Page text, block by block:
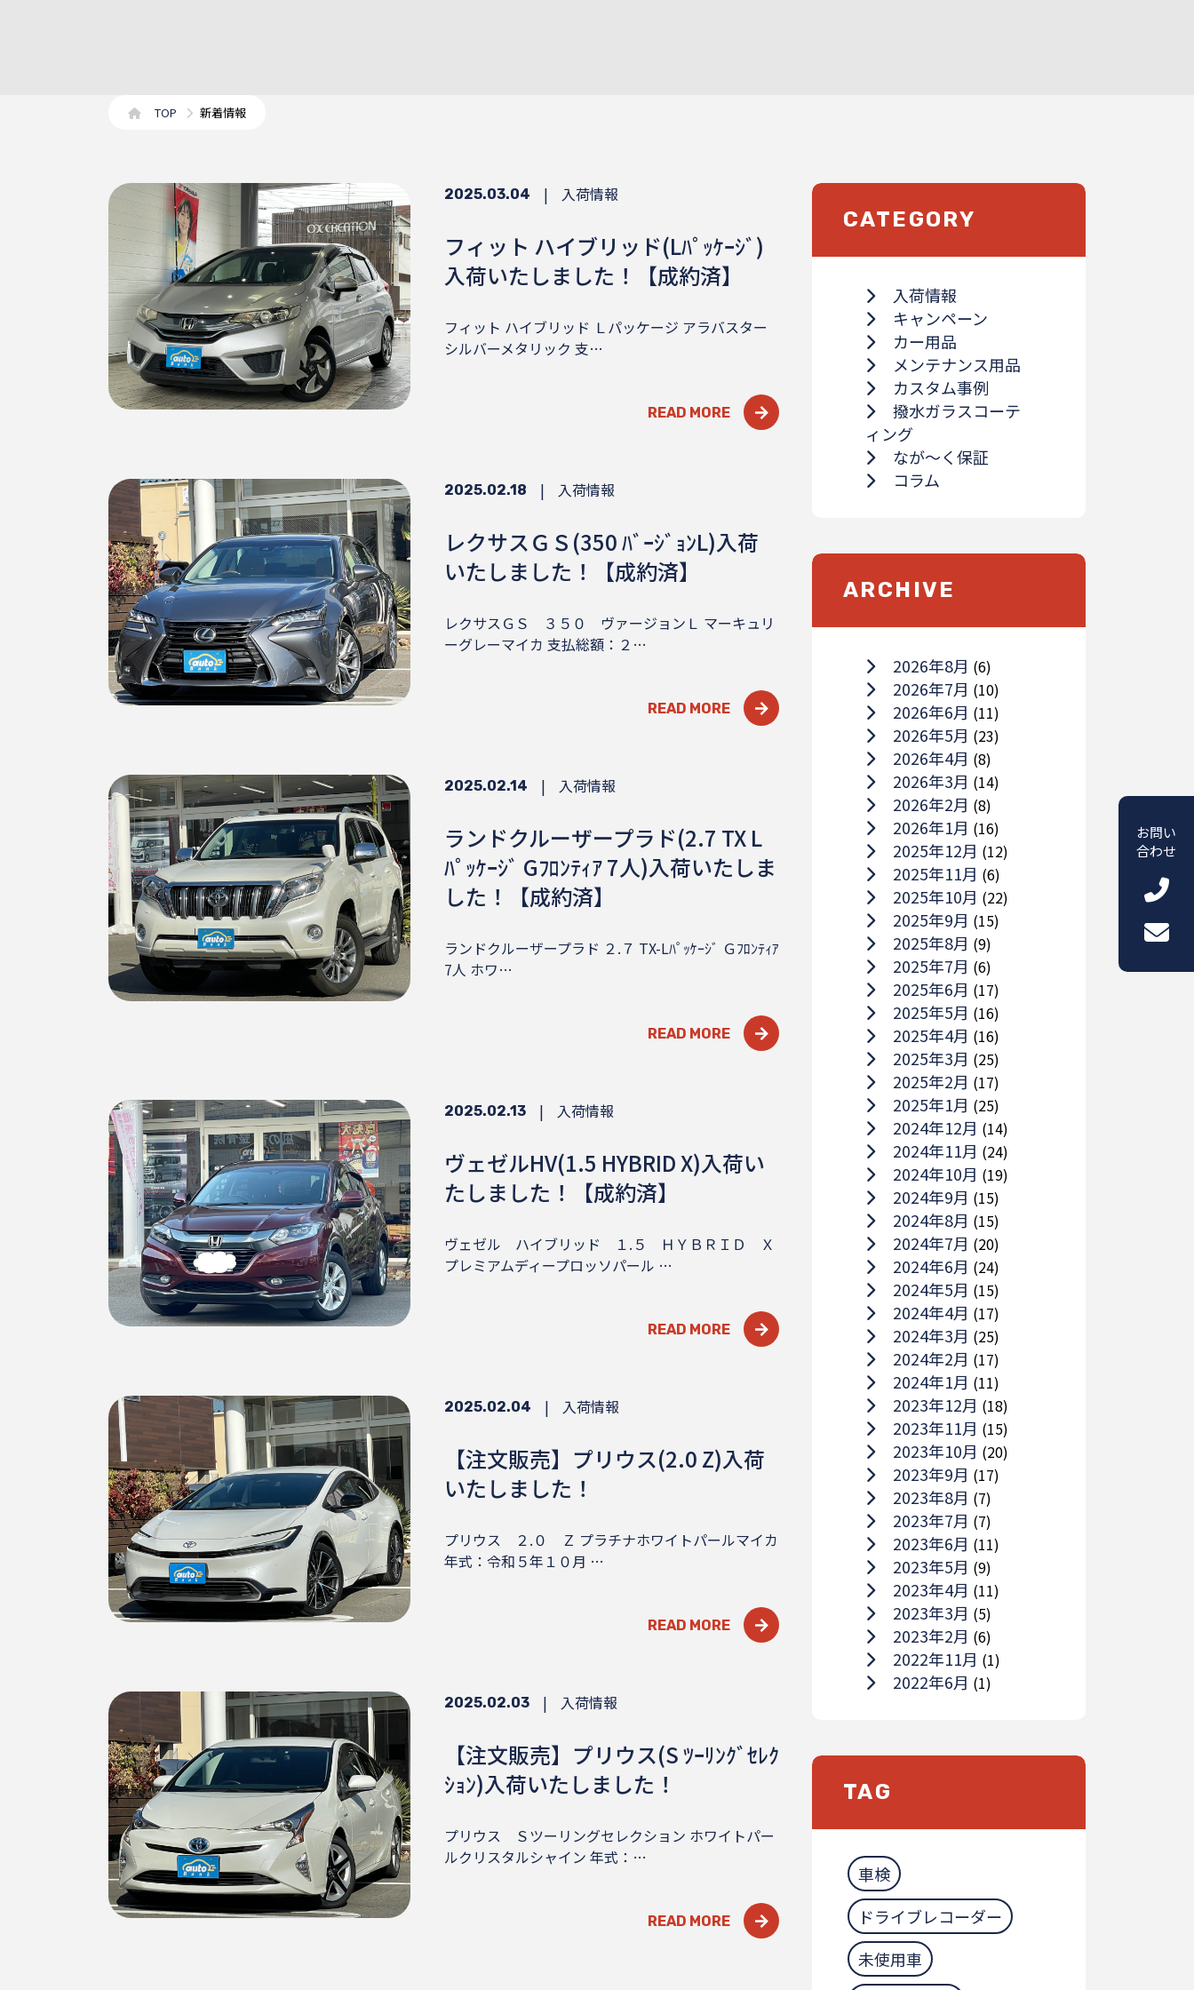
お問い
合わせ
TOP 新着情報
2025.03.04 | 入荷情報
フィット ハイブリッド(Lﾊﾟｯｹｰｼﾞ)
入荷いたしました！【成約済】
フィット ハイブリッド Ｌパッケージ アラバスター
シルバーメタリック 支…
READ MORE
2025.02.18 | 入荷情報
レクサスＧＳ(350 ﾊﾞｰｼﾞｮﾝL)入荷
いたしました！【成約済】
レクサスＧＳ ３５０ ヴァージョンＬ マーキュリ
ーグレーマイカ 支払総額：２…
READ MORE
2025.02.14 | 入荷情報
ランドクルーザープラド(2.7 TX L
ﾊﾟｯｹｰｼﾞ Gﾌﾛﾝﾃｨｱ 7人)入荷いたしま
した！【成約済】
ランドクルーザープラド ２.７ TX-Lﾊﾟｯｹｰｼﾞ Ｇﾌﾛﾝﾃｨｱ
7人 ホワ…
READ MORE
2025.02.13 | 入荷情報
ヴェゼルHV(1.5 HYBRID X)入荷い
たしました！【成約済】
ヴェゼル ハイブリッド １.５ ＨＹＢＲＩＤ Ｘ
プレミアムディープロッソパール …
READ MORE
2025.02.04 | 入荷情報
【注文販売】プリウス(2.0 Z)入荷
いたしました！
プリウス ２.０ Ｚ プラチナホワイトパールマイカ
年式：令和５年１０月 …
READ MORE
2025.02.03 | 入荷情報
【注文販売】プリウス(S ﾂｰﾘﾝｸﾞｾﾚｸ
ｼｮﾝ)入荷いたしました！
プリウス Ｓツーリングセレクション ホワイトパー
ルクリスタルシャイン 年式：…
READ MORE
CATEGORY
入荷情報
キャンペーン
カー用品
メンテナンス用品
カスタム事例
撥水ガラスコーテ
ィング
なが～く保証
コラム
ARCHIVE
2026年8月 (6)
2026年7月 (10)
2026年6月 (11)
2026年5月 (23)
2026年4月 (8)
2026年3月 (14)
2026年2月 (8)
2026年1月 (16)
2025年12月 (12)
2025年11月 (6)
2025年10月 (22)
2025年9月 (15)
2025年8月 (9)
2025年7月 (6)
2025年6月 (17)
2025年5月 (16)
2025年4月 (16)
2025年3月 (25)
2025年2月 (17)
2025年1月 (25)
2024年12月 (14)
2024年11月 (24)
2024年10月 (19)
2024年9月 (15)
2024年8月 (15)
2024年7月 (20)
2024年6月 (24)
2024年5月 (15)
2024年4月 (17)
2024年3月 (25)
2024年2月 (17)
2024年1月 (11)
2023年12月 (18)
2023年11月 (15)
2023年10月 (20)
2023年9月 (17)
2023年8月 (7)
2023年7月 (7)
2023年6月 (11)
2023年5月 (9)
2023年4月 (11)
2023年3月 (5)
2023年2月 (6)
2022年11月 (1)
2022年6月 (1)
TAG
車検
ドライブレコーダー
未使用車